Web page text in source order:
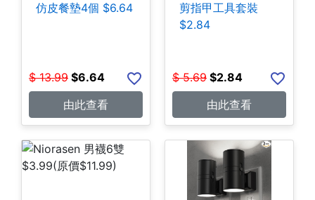
仿皮餐墊4個 $6.64
$ 13.99 $6.64
由此查看
剪指甲工具套裝
$2.84
$ 5.69 $2.84
由此查看